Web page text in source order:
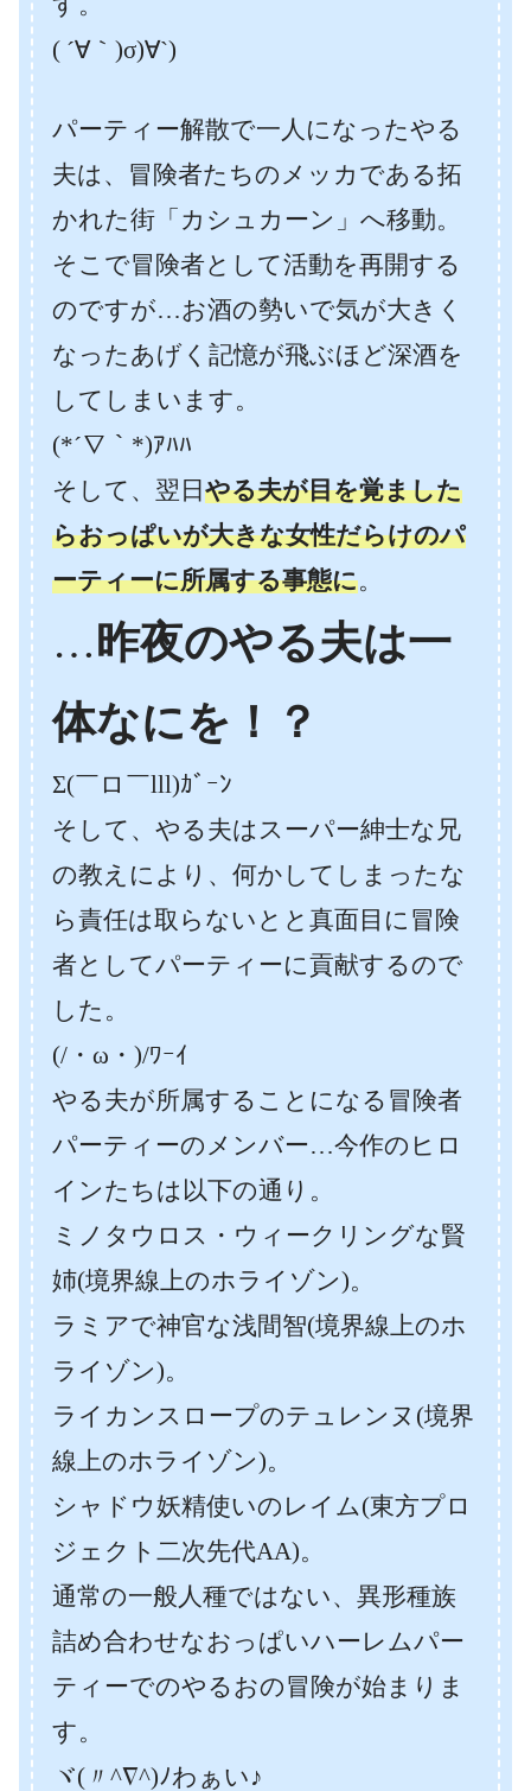
( ´∀｀)σ)∀`)
パーティー解散で一人になったやる
夫は、冒険者たちのメッカである拓
かれた街「カシュカーン」へ移動。
そこで冒険者として活動を再開する
のですが…お酒の勢いで気が大きく
なったあげく記憶が飛ぶほど深酒を
してしまいます。
(*´∇｀*)ｱﾊﾊ
そして、翌日 やる夫が目を覚ました
らおっぱいが大きな女性だらけのパ
ーティーに所属する事態に。
…昨夜のやる夫は一
体なにを！？
Σ(￣ロ￣lll)ｶﾞｰﾝ
そして、やる夫はスーパー紳士な兄
の教えにより、何かしてしまったな
ら責任は取らないとと真面目に冒険
者としてパーティーに貢献するので
した。
(/・ω・)/ﾜｰｲ
やる夫が所属することになる冒険者
パーティーのメンバー…今作のヒロ
インたちは以下の通り。
ミノタウロス・ウィークリングな賢
姉(境界線上のホライゾン)。
ラミアで神官な浅間智(境界線上のホ
ライゾン)。
ライカンスロープのテュレンヌ(境界
線上のホライゾン)。
シャドウ妖精使いのレイム(東方プロ
ジェクト二次先代AA)。
通常の一般人種ではない、異形種族
詰め合わせなおっぱいハーレムパー
ティーでのやるおの冒険が始まりま
す。
ヾ(〃^∇^)ﾉわぁい♪